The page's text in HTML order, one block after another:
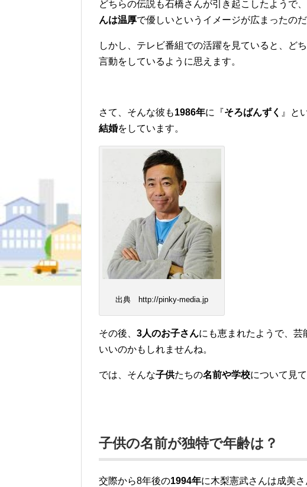
どちらの伝説も石橋さんが引き起こしたようで
んは温厚で優しいというイメージが広まったのだ
しかし、テレビ番組での活躍を見ていると、ど
言動をしているように思えます。
さて、そんな彼も1986年に『そろばんずく 』と
結婚をしています。
出典 http://pinky-media.jp
その後、 3人のお子さんにも恵まれたようで、芸
いいのかもしれませんね。
では、そんな子供たちの名前や学校について見
子供の名前が独特で年齢は？
交際から8年後の1994年に木梨憲武さんは成美さ